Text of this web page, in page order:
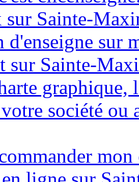
Sainte-
d'enseigne sur
sur Sainte-
graphique,
société